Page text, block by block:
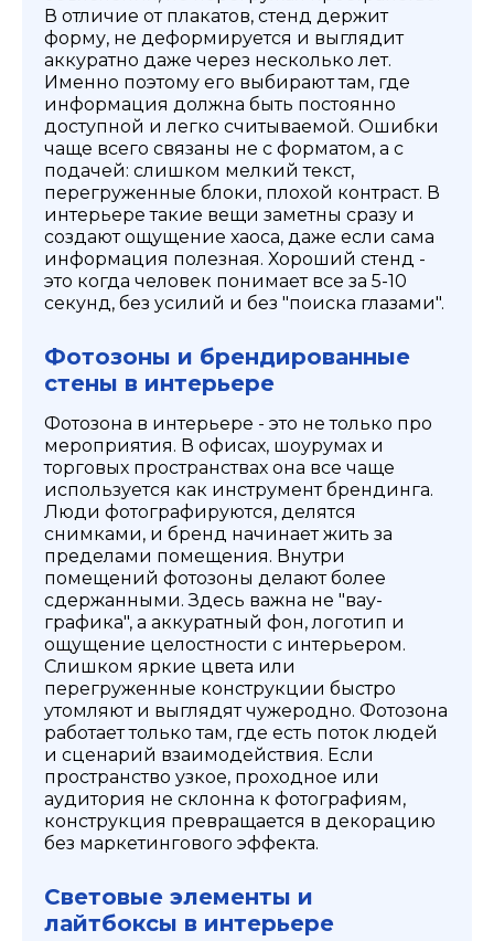
В отличие от плакатов, стенд держит
форму, не деформируется и выглядит
аккуратно даже через несколько лет.
Именно поэтому его выбирают там, где
информация должна быть постоянно
доступной и легко считываемой. Ошибки
чаще всего связаны не с форматом, а с
подачей: слишком мелкий текст,
перегруженные блоки, плохой контраст. В
интерьере такие вещи заметны сразу и
создают ощущение хаоса, даже если сама
информация полезная. Хороший стенд -
это когда человек понимает все за 5-10
секунд, без усилий и без "поиска глазами".
Фотозоны и брендированные
стены в интерьере
Фотозона в интерьере - это не только про
мероприятия. В офисах, шоурумах и
торговых пространствах она все чаще
используется как инструмент брендинга.
Люди фотографируются, делятся
снимками, и бренд начинает жить за
пределами помещения. Внутри
помещений фотозоны делают более
сдержанными. Здесь важна не "вау-
графика", а аккуратный фон, логотип и
ощущение целостности с интерьером.
Слишком яркие цвета или
перегруженные конструкции быстро
утомляют и выглядят чужеродно. Фотозона
работает только там, где есть поток людей
и сценарий взаимодействия. Если
пространство узкое, проходное или
аудитория не склонна к фотографиям,
конструкция превращается в декорацию
без маркетингового эффекта.
Световые элементы и
лайтбоксы в интерьере